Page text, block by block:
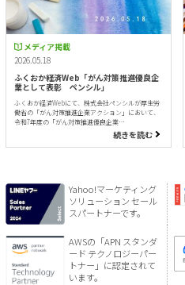
メディア掲載
2026.05.18
ふくおか経済Web「がん対策推進優良企
業として表彰 ペンシル」
ふくおか経済Webにて、株式会社ペンシルが厚生労
働省の「がん対策推進企業アクション」において、
令和7年度の「がん対策推進優良企業…
続きを読む
Yahoo!マーケティング
ソリューション セール
スパートナーです。
AWSの「APN スタンダ
ード テクノロジーパー
トナー」に認定されて
います。